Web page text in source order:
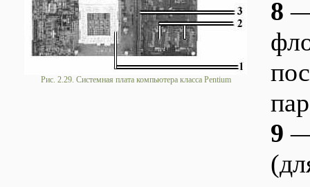
Рис. 2.29. Системная плата компьютера класса Pentium
8 —
9